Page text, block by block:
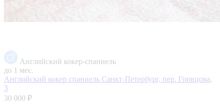
Английский кокер-спаниель
до 1 мес.
Английский кокер спаниель Санкт-Петербург, пер. Гривцова,
3
30 000 ₽